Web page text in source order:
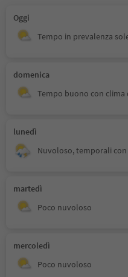
Oggi
Tempo in prevalenza
domenica
Tempo buono con clima
lunedì
Nuvoloso, temporali
martedì
Poco nuvoloso
mercoledì
Poco nuvoloso